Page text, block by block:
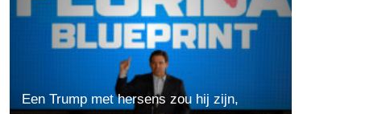
Een Trump met hersens zou hij zijn,